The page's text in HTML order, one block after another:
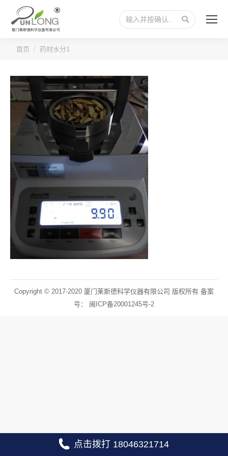
搜
索：
您的位置：
首页 药材水分1
Copyright © 2017-2020 厦门莱斯德科学仪器有限公司 版权所有 备案
号： 闽ICP备20001245号-2
点击拨打 18046321714